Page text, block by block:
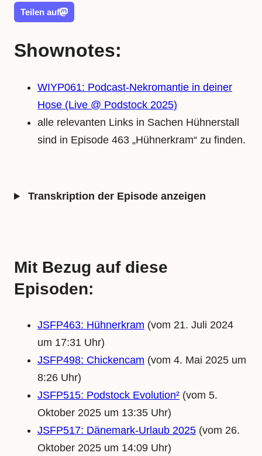
Teilen auf
Shownotes:
WIYP061: Podcast-Nekromantie in deiner
Hose (Live @ Podstock 2025)
alle relevanten Links in Sachen Hühnerstall
sind in Episode 463 „Hühnerkram“ zu finden.
Transkription der Episode anzeigen
Mit Bezug auf diese
Episoden:
JSFP463: Hühnerkram (vom 21. Juli 2024
um 17:31 Uhr)
JSFP498: Chickencam (vom 4. Mai 2025 um
8:26 Uhr)
JSFP515: Podstock Evolution² (vom 5.
Oktober 2025 um 13:35 Uhr)
JSFP517: Dänemark-Urlaub 2025 (vom 26.
Oktober 2025 um 14:09 Uhr)